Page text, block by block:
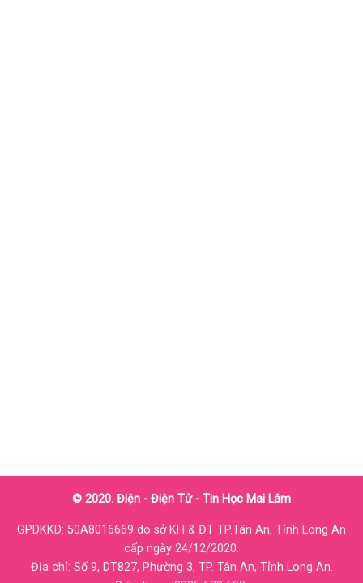
© 2020. Điện - Điện Tử - Tin Học Mai Lâm
GPDKKD: 50A8016669 do sở KH & ĐT TP.Tân An, Tỉnh Long An
cấp ngày 24/12/2020.
Địa chỉ: Số 9, DT827, Phường 3, TP. Tân An, Tỉnh Long An.